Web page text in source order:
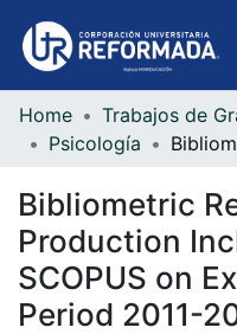
Communities &
Statistics
Home Trabajos de
Psicología
Bibliometric
Production
SCOPUS on
Period 2011-